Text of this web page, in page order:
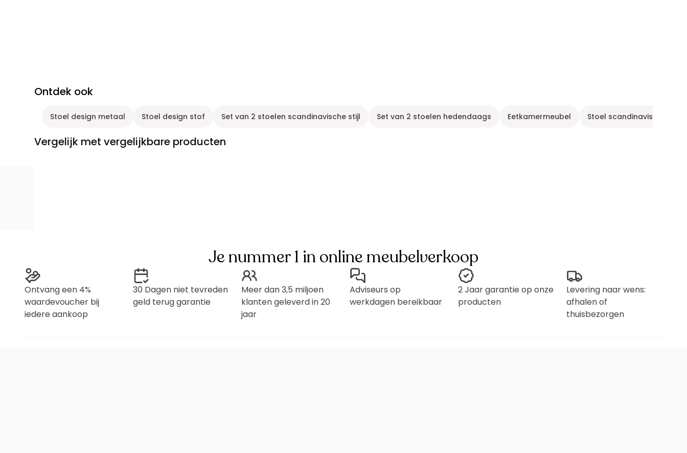
Ontdek ook
Stoel design metaal Stoel design stof Set van 2 stoelen scandinavische stijl Set van 2 stoelen hedendaags Eetkamermeubel Stoel scandinavische stijl
Vergelijk met vergelijkbare producten
Je nummer 1 in online meubelverkoop
Ontvang een 4%
waardevoucher bij
iedere aankoop
30 Dagen niet tevreden
geld terug garantie
Meer dan 3,5 miljoen
klanten geleverd in 20
jaar
Adviseurs op
werkdagen bereikbaar
2 Jaar garantie op onze
producten
Levering naar wens:
afhalen of
thuisbezorgen